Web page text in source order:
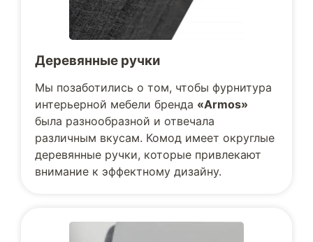
Деревянные ручки
Мы позаботились о том, чтобы фурнитура
интерьерной мебели бренда «Armos»
была разнообразной и отвечала
различным вкусам. Комод имеет округлые
деревянные ручки, которые привлекают
внимание к эффектному дизайну.